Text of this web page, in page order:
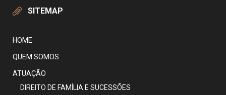
SITEMAP
HOME
QUEM SOMOS
ATUAÇÃO
DIREITO DE FAMÍLIA E SUCESSÕES